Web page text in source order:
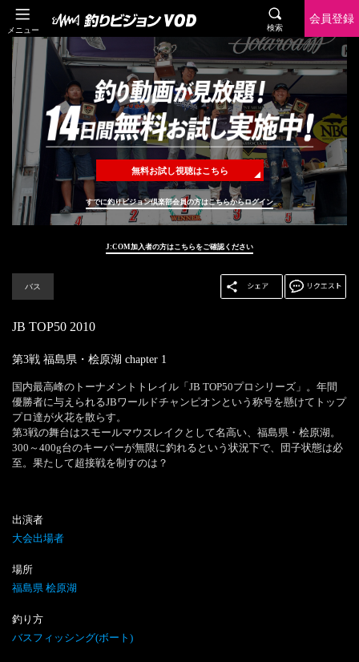
メニュー 検索
会員登録
無料お試し視聴はこちら
すでに釣りビジョン倶楽部会員の方はこちらからログイン
J:COM加入者の方はこちらをご確認ください
バス
JB TOP50 2010
第3戦 福島県・桧原湖 chapter 1
国内最高峰のトーナメントトレイル「JB TOP50プロシリーズ」。年間
優勝者に与えられるJBワールドチャンピオンという称号を懸けてトップ
プロ達が火花を散らす。
第3戦の舞台はスモールマウスレイクとして名高い、福島県・桧原湖。
300～400g台のキーパーが無限に釣れるという状況下で、団子状態は必
至。果たして超接戦を制すのは？
出演者
大会出場者
場所
福島県 桧原湖
釣り方
バスフィッシング(ボート)